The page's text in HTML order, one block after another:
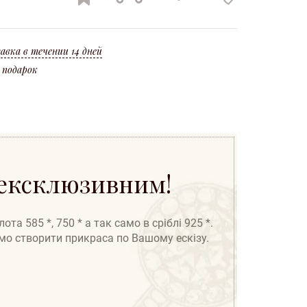
в течении 14 дней
585 *, 750 * а так само в сріблі 925 *.
створити прикраса по Вашому ескізу.